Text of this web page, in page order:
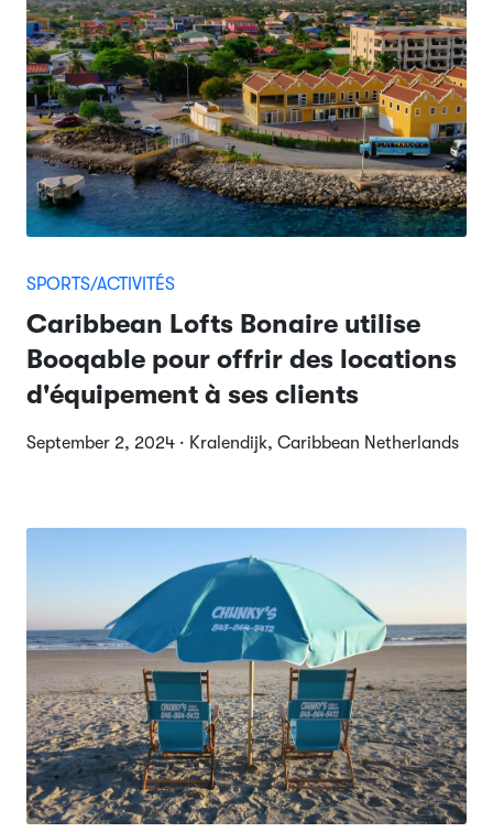
SPORTS/ACTIVITÉS
Caribbean Lofts Bonaire utilise
Booqable pour offrir des locations
d'équipement à ses clients
September 2, 2024 · Kralendijk, Caribbean Netherlands